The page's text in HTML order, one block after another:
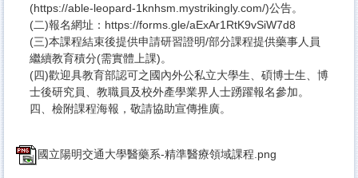
(https://able-leopard-1knhsm.mystrikingly.com/)公告。
(二)報名網址：https://forms.gle/aExAr1RtK9vSiW7d8
(三)本課程結束後提供申請研習證明/部分課程提供藥事人員
繼續教育積分(需實體上課)。
(四)歡迎具教育部認可之國內外公私立大學生、碩博士生、博
士後研究員、教職員及校外產學業界人士踴躍報名參加。
四、檢附課程海報，敬請協助宣傳推廣。
國立陽明交通大學醫藥系-精準醫療領域課程.png